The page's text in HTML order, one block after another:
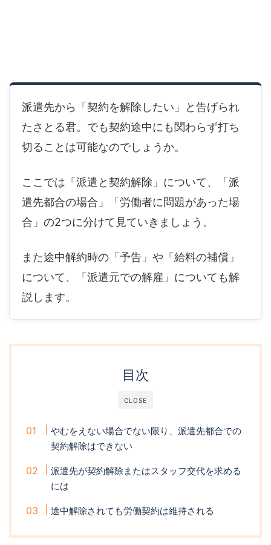
派遣先から「契約を解除したい」と告げられ
たさとる君。でも契約途中にも関わらず打ち
切ることは可能なのでしょうか。
ここでは「派遣と契約解除」について、「派
遣先都合の場合」「労働者に問題があった場
合」の2つに分けて見ていきましょう。
また途中解約時の「予告」や「給料の補償」
について、「派遣元での解雇」についても解
説します。
CLOSE
目次
やむをえない場合でない限り、派遣先都合での
契約解除はできない
派遣先が契約解除またはスタッフ交代を求める
には
途中解除されても労働契約は維持される